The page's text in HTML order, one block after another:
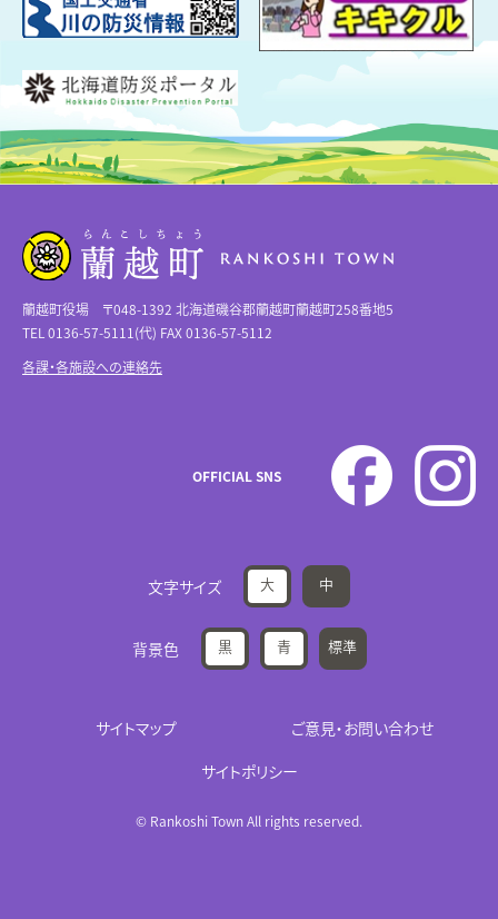
蘭越町役場 〒048-1392 北海道磯谷郡蘭越町蘭越町258番地5
TEL 0136-57-5111(代) FAX 0136-57-5112
各課・各施設への連絡先
OFFICIAL SNS
文字サイズ 大 中
背景色 黒 青 標準
サイトマップ
ご意見・お問い合わせ
サイトポリシー
© Rankoshi Town All rights reserved.